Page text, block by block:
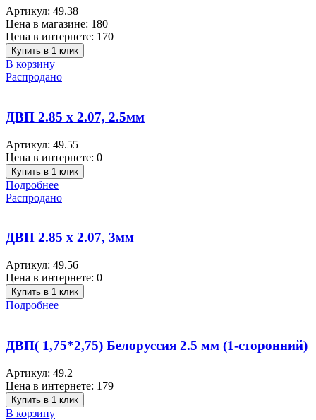
Артикул: 49.38
Цена в магазине: 180
Цена в интернете: 170
Купить в 1 клик
В корзину
Распродано
ДВП 2.85 х 2.07, 2.5мм
Артикул: 49.55
Цена в интернете: 0
Купить в 1 клик
Подробнее
Распродано
ДВП 2.85 х 2.07, 3мм
Артикул: 49.56
Цена в интернете: 0
Купить в 1 клик
Подробнее
ДВП( 1,75*2,75) Белоруссия 2.5 мм (1-сторонний)
Артикул: 49.2
Цена в интернете: 179
Купить в 1 клик
В корзину